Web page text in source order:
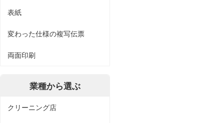
表紙
変わった仕様の複写伝票
両面印刷
業種から選ぶ
クリーニング店